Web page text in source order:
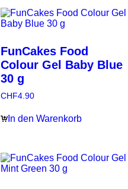
FunCakes Food
Colour Gel Baby Blue
30 g
CHF4.90
In den Warenkorb